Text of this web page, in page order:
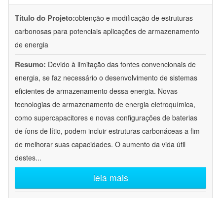
Título do Projeto:obtenção e modificação de estruturas
carbonosas para potenciais aplicações de armazenamento
de energia
Resumo: Devido à limitação das fontes convencionais de
energia, se faz necessário o desenvolvimento de sistemas
eficientes de armazenamento dessa energia. Novas
tecnologias de armazenamento de energia eletroquímica,
como supercapacitores e novas configurações de baterias
de íons de lítio, podem incluir estruturas carbonáceas a fim
de melhorar suas capacidades. O aumento da vida útil
destes...
leia mais